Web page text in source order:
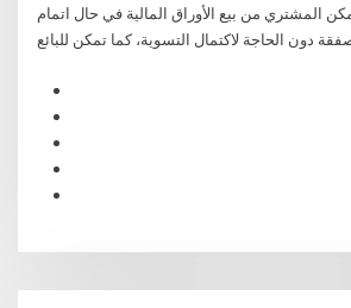
المشتري من بيع الأوراق المالية في حال اتمام
دون الحاجة لاكتمال التسوية، كما تمكن للبائع